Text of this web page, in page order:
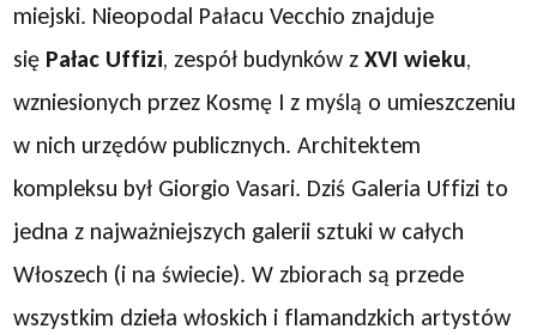
miejski. Nieopodal Pałacu Vecchio znajduje
się Pałac Uffizi, zespół budynków zXVI wieku,
wzniesionych przez Kosmę I z myślą o umieszczeniu
w nich urzędów publicznych. Architektem
kompleksu był Giorgio Vasari. Dziś Galeria Uffizi to
jedna z najważniejszych galerii sztuki w całych
Włoszech (i na świecie). W zbiorach są przede
wszystkim dzieła włoskich i flamandzkich artystów